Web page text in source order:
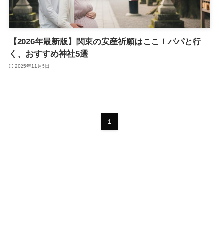
【2026年最新版】関東の安産祈願はここ！パパと行
く、おすすめ神社5選
2025年11月5日
1